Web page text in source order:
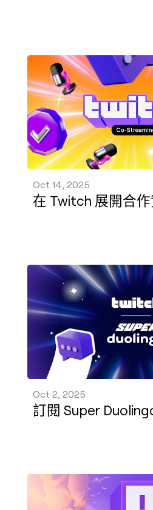
Oct 14, 2025
在 Twitch 展開合
在 Twitch 展開合作實況
Oct 2, 2025
訂閱 Super
訂閱 Super Duolingo 發
《PEAK》遊戲週 發佈 -